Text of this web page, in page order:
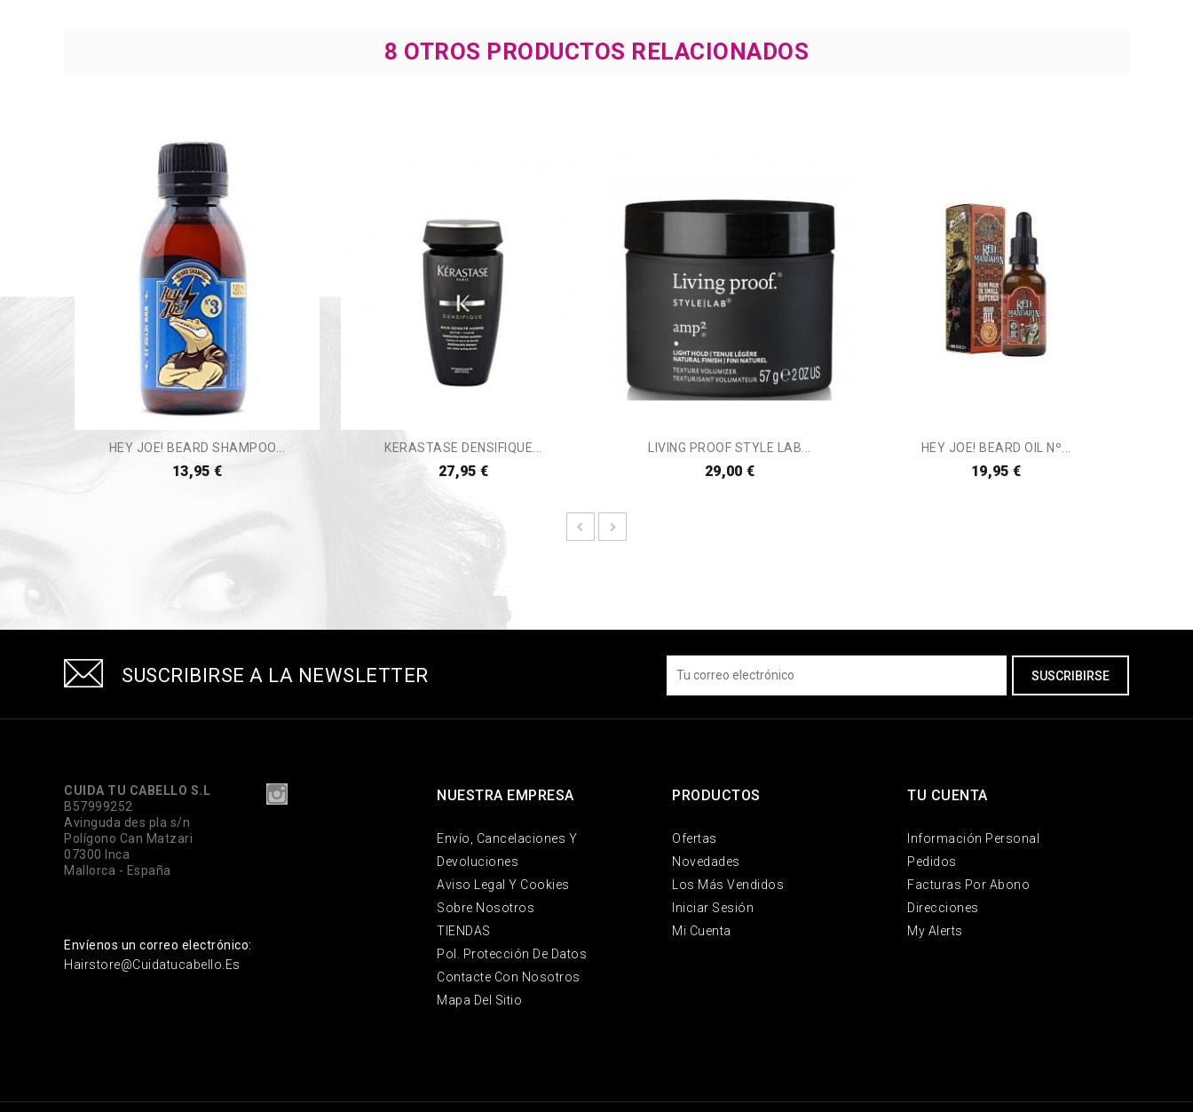
8 OTROS PRODUCTOS RELACIONADOS
HEY JOE! BEARD SHAMPOO...
13,95 €
KERASTASE DENSIFIQUE...
27,95 €
LIVING PROOF STYLE LAB...
29,00 €
HEY JOE! BEARD OIL Nº...
19,95 €
SUSCRIBIRSE A LA NEWSLETTER
CUIDA TU CABELLO S.L
B57999252
Avinguda des pla s/n
Polígono Can Matzari
07300 Inca
Mallorca - España
Envíenos un correo electrónico:
Hairstore@cuidatucabello.es
TU CUENTA
Información Personal
Pedidos
Facturas Por Abono
Direcciones
My Alerts
PRODUCTOS
Ofertas
Novedades
Los Más Vendidos
Iniciar Sesión
Mi Cuenta
NUESTRA EMPRESA
Envío, Cancelaciones Y
Devoluciones
Aviso Legal Y Cookies
Sobre Nosotros
TIENDAS
Pol. Protección De Datos
Contacte Con Nosotros
Mapa Del Sitio